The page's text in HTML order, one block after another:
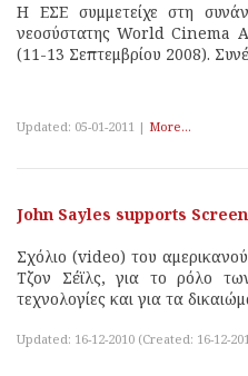
H ΕΣΕ συμμετείχε στη
νεοσύστατης World Cinema
(11-13 Σεπτεμβρίου 2008).
Updated: 05-01-2011 | More...
John Sayles supports
Σχόλιο (video) του
Tζον Σέϊλς, για το ρόλο
τεχνολογίες και για τα
Updated: 16-12-2010 (Created: 16-12-